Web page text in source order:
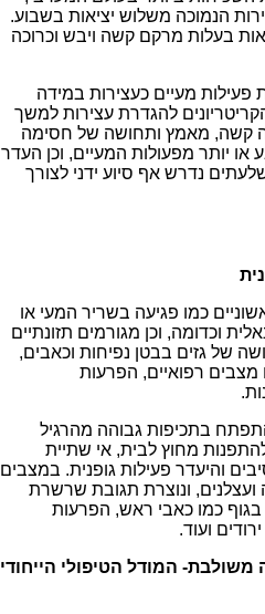
הנמוכה משלוש יציאות בשבוע.
בעלות מרקם קשה ויבש וכרוכה
פעילות מעיים כעצירות במידה
להגדרת עצירות למשך
קשה, מאמץ ותחושה של חסימה
או יותר מפעולות המעיים, וכן העדר
נדרש אף סיוע ידני לצורך
כמו פגיעה בשריר המעי או
וכדומה, וכן מגורמים תזונתיים
של גזים בבטן נפיחות וכאבים,
מצבים רפואיים, הפרעות
בתכיפות גבוהה מהרגיל
מחוץ לבית, אי שתיית
והיעדר פעילות גופנית. במצבים
ועצלנים, ונוצרת תגובת שרשרת
בגוף כמו כאבי ראש, הפרעות
ועוד.
המודל הטיפולי הייחודי